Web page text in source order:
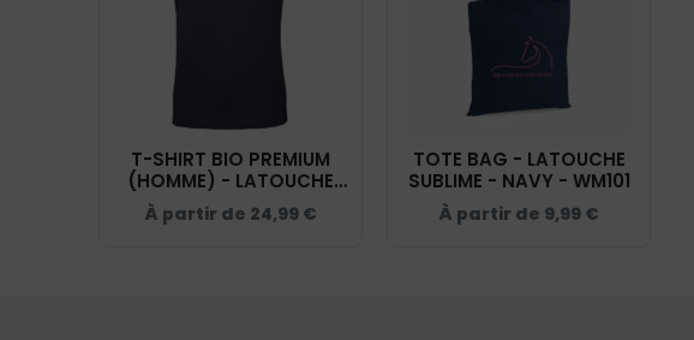
T-SHIRT BIO PREMIUM
(HOMME) - LATOUCHE
SUBLIME - NAVY - BC048
À partir de 24,99 €
TOTE BAG - LATOUCHE
SUBLIME - NAVY - WM101
À partir de 9,99 €